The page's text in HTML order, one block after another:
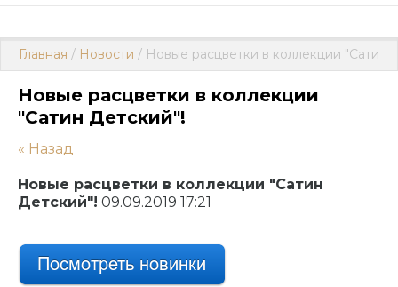
Главная / Новости / Новые расцветки в коллекции "Сатин
Новые расцветки в коллекции
"Сатин Детский"!
« Назад
Новые расцветки в коллекции "Сатин
Детский"! 09.09.2019 17:21